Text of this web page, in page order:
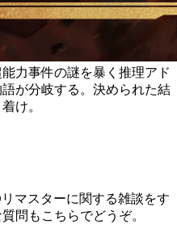
力事件の謎を暴く推理アド
が分岐する。決められた結
け。
マスターに関する雑談をす
問もこちらでどうぞ。